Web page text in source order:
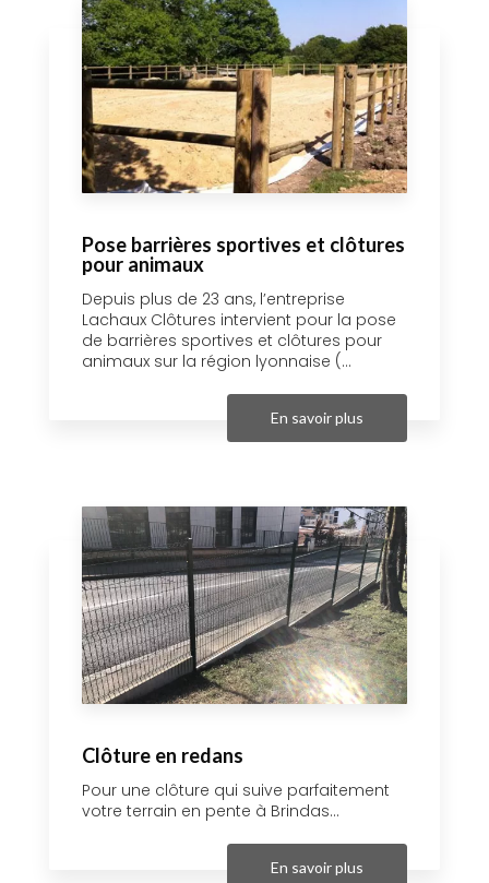
Pose barrières sportives et clôtures
pour animaux
Depuis plus de 23 ans, l’entreprise
Lachaux Clôtures intervient pour la pose
de barrières sportives et clôtures pour
animaux sur la région lyonnaise (...
En savoir plus
Clôture en redans
Pour une clôture qui suive parfaitement
votre terrain en pente à Brindas...
En savoir plus